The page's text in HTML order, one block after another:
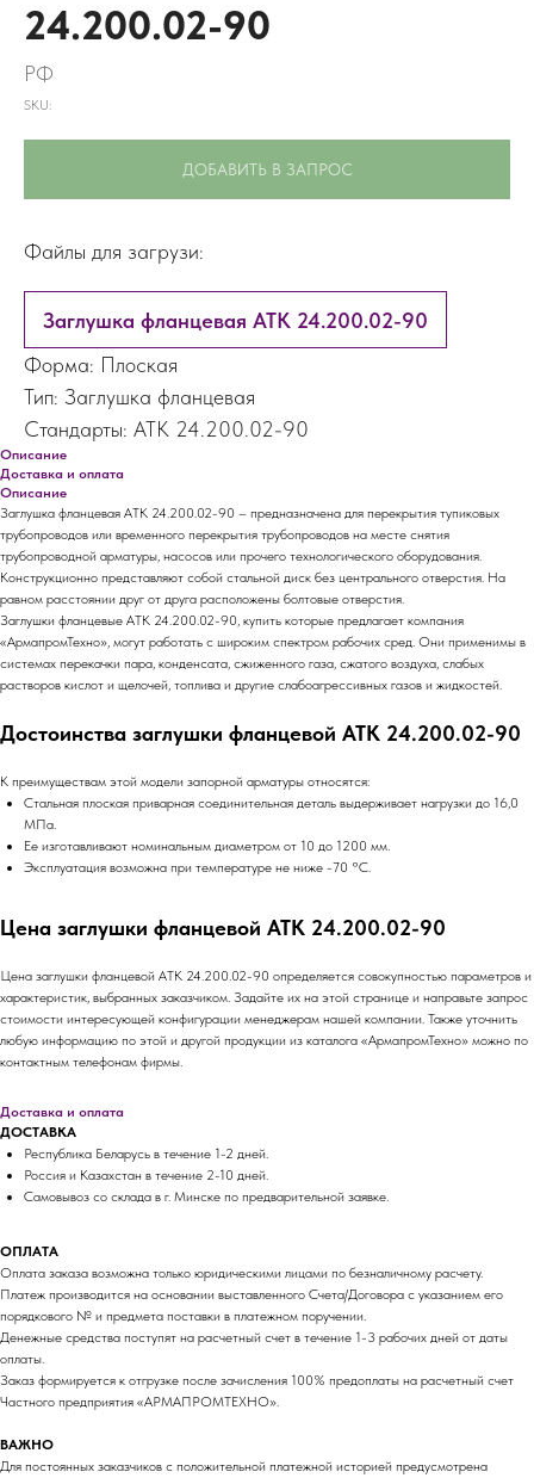
24.200.02-90
РФ
SKU:
ДОБАВИТЬ В ЗАПРОС
Файлы для загрузи:
Заглушка фланцевая АТК 24.200.02-90
Форма: Плоская
Тип: Заглушка фланцевая
Стандарты: АТК 24.200.02-90
Описание
Доставка и оплата
Описание
Заглушка фланцевая АТК 24.200.02-90 – предназначена для перекрытия тупиковых
трубопроводов или временного перекрытия трубопроводов на месте снятия
трубопроводной арматуры, насосов или прочего технологического оборудования.
Конструкционно представляют собой стальной диск без центрального отверстия. На
равном расстоянии друг от друга расположены болтовые отверстия.
Заглушки фланцевые АТК 24.200.02-90, купить которые предлагает компания
«АрмапромТехно», могут работать с широким спектром рабочих сред. Они применимы в
системах перекачки пара, конденсата, сжиженного газа, сжатого воздуха, слабых
растворов кислот и щелочей, топлива и другие слабоагрессивных газов и жидкостей.
Достоинства заглушки фланцевой АТК 24.200.02-90
К преимуществам этой модели запорной арматуры относятся:
Стальная плоская приварная соединительная деталь выдерживает нагрузки до 16,0
МПа.
Ее изготавливают номинальным диаметром от 10 до 1200 мм.
Эксплуатация возможна при температуре не ниже -70 °C.
Цена заглушки фланцевой АТК 24.200.02-90
Цена заглушки фланцевой АТК 24.200.02-90 определяется совокупностью параметров и
характеристик, выбранных заказчиком. Задайте их на этой странице и направьте запрос
стоимости интересующей конфигурации менеджерам нашей компании. Также уточнить
любую информацию по этой и другой продукции из каталога «АрмапромТехно» можно по
контактным телефонам фирмы.
Доставка и оплата
ДОСТАВКА
Республика Беларусь в течение 1-2 дней.
Россия и Казахстан в течение 2-10 дней.
Самовывоз со склада в г. Минске по предварительной заявке.
ОПЛАТА
Оплата заказа возможна только юридическими лицами по безналичному расчету.
Платеж производится на основании выставленного Счета/Договора с указанием его
порядкового № и предмета поставки в платежном поручении.
Денежные средства поступят на расчетный счет в течение 1-3 рабочих дней от даты
оплаты.
Заказ формируется к отгрузке после зачисления 100% предоплаты на расчетный счет
Частного предприятия «АРМАПРОМТЕХНО».
ВАЖНО
Для постоянных заказчиков с положительной платежной историей предусмотрена